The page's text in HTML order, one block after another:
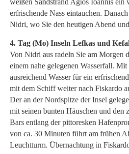
weißen Sandstrand Agios Ioannis ein
erfrischende Nass eintauchen.
Nidri, wo Sie den heutigen Abend
4. Tag (Mo) Inseln Lefkas und
Von Nidri aus radeln Sie am Morgen
einem nahe gelegenen Wasserfall.
ausreichend Wasser für ein
mit dem Schiff weiter nach Fiskardo
Der an der Nordspitze der Insel
mit seinen bunten Häuschen und den
Bars entlang der pittoresken
von ca. 30 Minuten führt am frühen
Leuchtturm. Übernachtung in